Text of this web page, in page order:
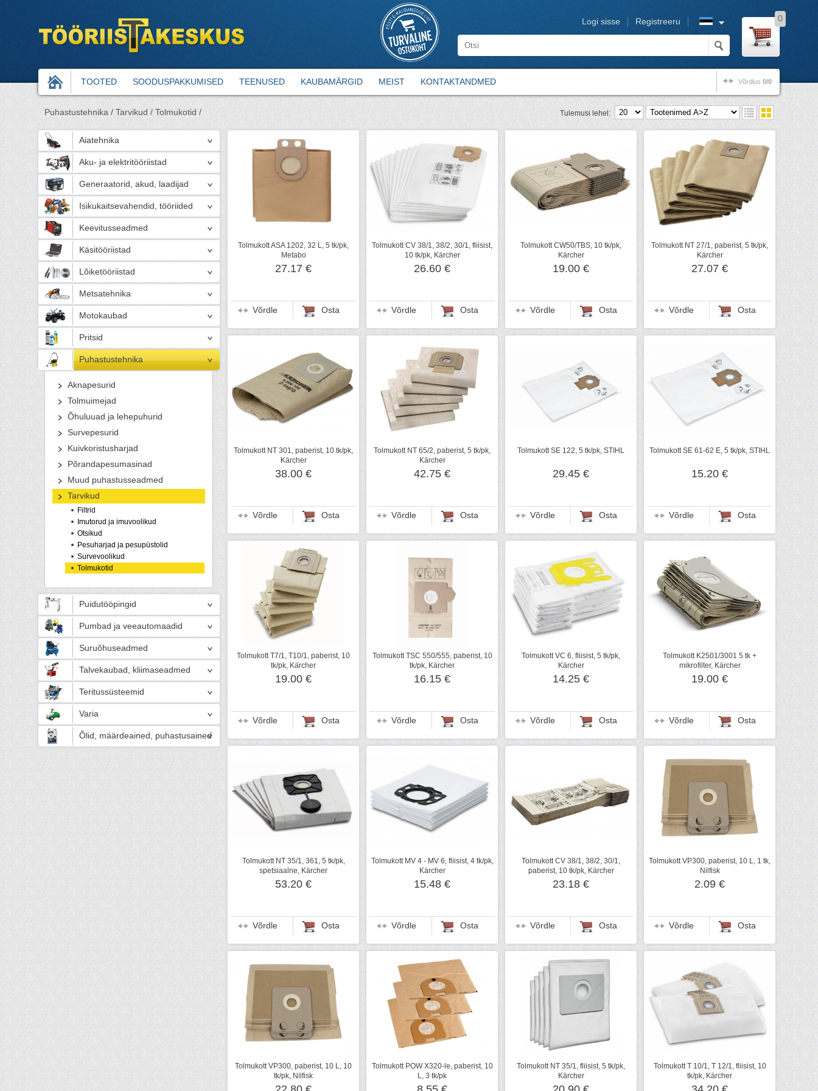
Registreeru
Logi sisse 0
TOOTED SOODUSPAKKUMISED TEENUSED KAUBAMÄRGID MEIST KONTAKTANDMED Võrdlus 0/0
Puhastustehnika / Tarvikud / Tolmukotid / Tulemusi lehel:
Aiatehnika
Aku- ja elektritööriistad
Generaatorid, akud, laadijad
Isikukaitsevahendid, tööriided
Keevitusseadmed
Käsitööriistad
Lõiketööriistad
Metsatehnika
Motokaubad
Pritsid
Puhastustehnika
Aknapesurid
Tolmuimejad
Õhuluuad ja lehepuhurid
Survepesurid
Kuivkoristusharjad
Põrandapesumasinad
Muud puhastusseadmed
Tarvikud
Filtrid
Imutorud ja imuvoolikud
Otsikud
Pesuharjad ja pesupüstolid
Survevoolikud
Tolmukotid
Puidutööpingid
Pumbad ja veeautomaadid
Suruõhuseadmed
Talvekaubad, kliimaseadmed
Teritussüsteemid
Varia
Õlid, määrdeained, puhastusained
Tolmukott ASA 1202, 32 L, 5 tk/pk,
Metabo
27.17 €
Võrdle Osta
Tolmukott CV 38/1, 38/2, 30/1, fliisist,
10 tk/pk, Kärcher
26.60 €
Võrdle Osta
Tolmukott CW50/TBS, 10 tk/pk,
Kärcher
19.00 €
Võrdle Osta
Tolmukott NT 27/1, paberist, 5 tk/pk,
Kärcher
27.07 €
Võrdle Osta
Tolmukott NT 301, paberist, 10 tk/pk,
Kärcher
38.00 €
Võrdle Osta
Tolmukott NT 65/2, paberist, 5 tk/pk,
Kärcher
42.75 €
Võrdle Osta
Tolmukott SE 122, 5 tk/pk, STIHL
29.45 €
Võrdle Osta
Tolmukott SE 61-62 E, 5 tk/pk, STIHL
15.20 €
Võrdle Osta
Tolmukott T7/1, T10/1, paberist, 10
tk/pk, Kärcher
19.00 €
Võrdle Osta
Tolmukott TSC 550/555, paberist, 10
tk/pk, Kärcher
16.15 €
Võrdle Osta
Tolmukott VC 6, fliisist, 5 tk/pk,
Kärcher
14.25 €
Võrdle Osta
Tolmukott K2501/3001 5 tk +
mikrofilter, Kärcher
19.00 €
Võrdle Osta
Tolmukott NT 35/1, 361, 5 tk/pk,
spetsiaalne, Kärcher
53.20 €
Võrdle Osta
Tolmukott MV 4 - MV 6, fliisist, 4 tk/pk,
Kärcher
15.48 €
Võrdle Osta
Tolmukott CV 38/1, 38/2, 30/1,
paberist, 10 tk/pk, Kärcher
23.18 €
Võrdle Osta
Tolmukott VP300, paberist, 10 L, 1 tk,
Nilfisk
2.09 €
Võrdle Osta
Tolmukott VP300, paberist, 10 L, 10
tk/pk, Nilfisk
Tolmukott POW X320-le, paberist, 10
L, 3 tk/pk
Tolmukott NT 35/1, fliisist, 5 tk/pk,
Kärcher
Tolmukott T 10/1, T 12/1, fliisist, 10
tk/pk, Kärcher